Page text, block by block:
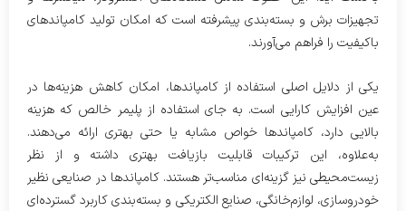
تجهیزات برش و بسته‌بندی پیشرفته است که امکان تولید کامپاندهای
باکیفیت را فراهم می‌آورند.
یکی از دلایل اصلی استفاده از کامپاندها، امکان کاهش هزینه‌ها در
عین افزایش کارایی است. به جای استفاده از پلیمر خالص که هزینه
بالایی دارد، کامپاندها خواص مشابه یا حتی بهتری ارائه می‌دهند.
به‌علاوه، این ترکیبات قابلیت بازیافت بهتری داشته و از نظر
زیست‌محیطی نیز گزینه‌ای مناسب‌تر هستند. کامپاندها در صنایعی نظیر
خودروسازی، لوازم‌خانگی، صنایع الکتریکی و بسته‌بندی کاربرد گسترده‌ای